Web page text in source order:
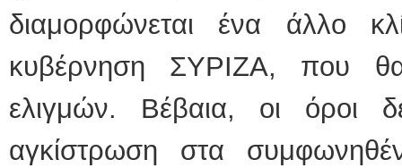
διαμορφώνεται ένα άλλο
κυβέρνηση ΣΥΡΙΖΑ, που θα
ελιγμών. Βέβαια, οι όροι
αγκίστρωση στα